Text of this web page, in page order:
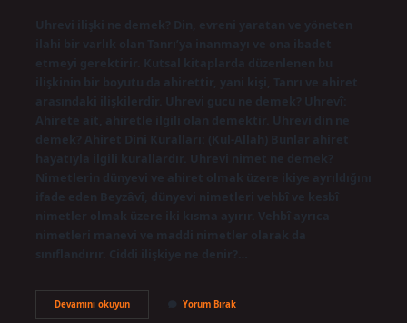
Uhrevi ilişki ne demek? Din, evreni yaratan ve yöneten
ilahi bir varlık olan Tanrı’ya inanmayı ve ona ibadet
etmeyi gerektirir. Kutsal kitaplarda düzenlenen bu
ilişkinin bir boyutu da ahirettir, yani kişi, Tanrı ve ahiret
arasındaki ilişkilerdir. Uhrevi gucu ne demek? Uhrevî:
Ahirete ait, ahiretle ilgili olan demektir. Uhrevi din ne
demek? Ahiret Dini Kuralları: (Kul-Allah) Bunlar ahiret
hayatıyla ilgili kurallardır. Uhrevi nimet ne demek?
Nimetlerin dünyevi ve ahiret olmak üzere ikiye ayrıldığını
ifade eden Beyzâvî, dünyevi nimetleri vehbî ve kesbî
nimetler olmak üzere iki kısma ayırır. Vehbî ayrıca
nimetleri manevi ve maddi nimetler olarak da
sınıflandırır. Ciddi ilişkiye ne denir?…
Devamını okuyunUhreviyet
Ne
Yorum Bırak